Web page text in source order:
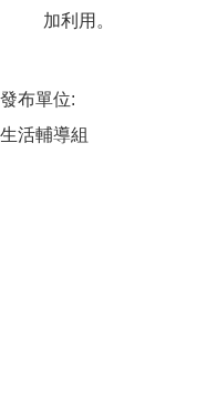
加利用。
發布單位:
生活輔導組